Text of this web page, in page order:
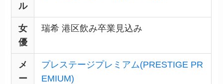
ル
女
優
瑞希 港区飲み卒業見込み
メ
ー
プレステージプレミアム(PRESTIGE PR
EMIUM)